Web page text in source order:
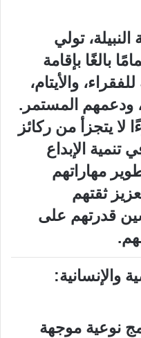
تولي
بالغًا بإقامة
والأيتام،
ودعمهم المستمر.
يتجزأ من ركائز
الإبداع
مهاراتهم
ثقتهم
قدرتهم على
والإنسانية:
نوعية موجهة